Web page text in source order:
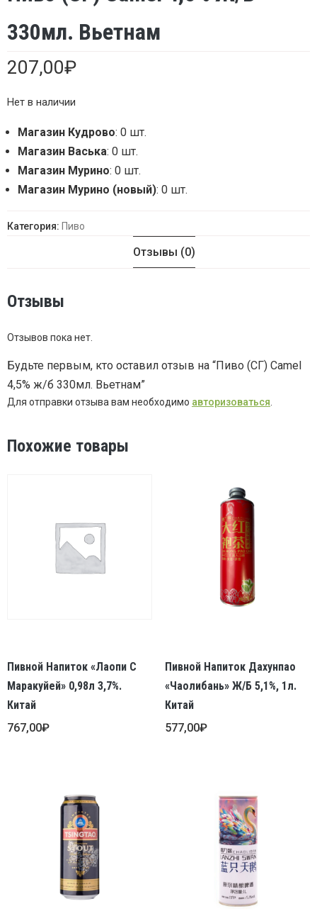
330мл. Вьетнам
207,00₽
Нет в наличии
Магазин Кудрово: 0 шт.
Магазин Васька: 0 шт.
Магазин Мурино: 0 шт.
Магазин Мурино (новый): 0 шт.
Категория: Пиво
Отзывы (0)
Отзывы
Отзывов пока нет.
Будьте первым, кто оставил отзыв на “Пиво (СГ) Camel
4,5% ж/б 330мл. Вьетнам”
Для отправки отзыва вам необходимо авторизоваться
Похожие товары
Пивной Напиток «Лаопи С
Маракуйей» 0,98л 3,7%.
Китай
767,00₽
Пивной Напиток Дахунпао
«Чаолибань» Ж/б 5,1%, 1л.
Китай
577,00₽